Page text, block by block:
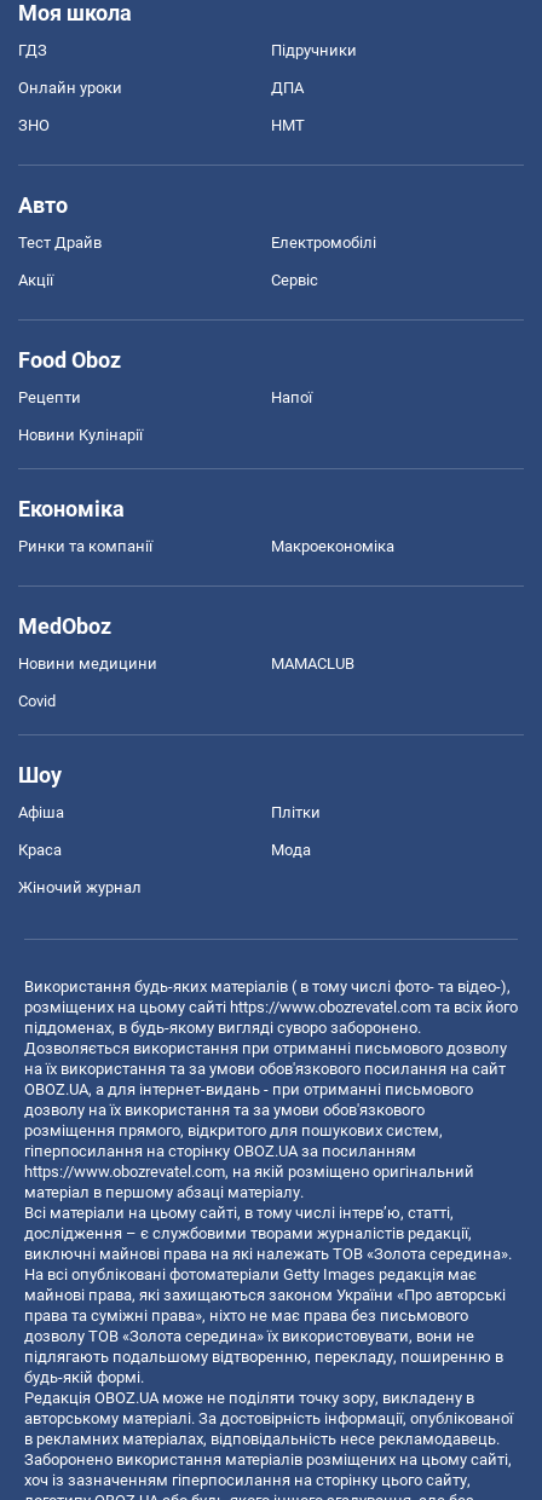
Моя школа
ГДЗ Підручники
Онлайн уроки ДПА
ЗНО НМТ
Авто
Тест Драйв Електромобілі
Акції Сервіс
Food Oboz
Рецепти Напої
Новини Кулінарії
Економіка
Ринки та компанії Макроекономіка
MedOboz
Новини медицини MAMACLUB
Covid
Шоу
Афіша Плітки
Краса Мода
Жіночий журнал
Використання будь-яких матеріалів ( в тому числі фото- та відео-),
розміщених на цьому сайті https://www.obozrevatel.com та всіх його
піддоменах, в будь-якому вигляді суворо заборонено.
Дозволяється використання при отриманні письмового дозволу
на їх використання та за умови обов'язкового посилання на сайт
OBOZ.UA, а для інтернет-видань - при отриманні письмового
дозволу на їх використання та за умови обов'язкового
розміщення прямого, відкритого для пошукових систем,
гіперпосилання на сторінку OBOZ.UA за посиланням
https://www.obozrevatel.com, на якій розміщено оригінальний
матеріал в першому абзаці матеріалу.
Всі матеріали на цьому сайті, в тому числі інтерв’ю, статті,
дослідження – є службовими творами журналістів редакції,
виключні майнові права на які належать ТОВ «Золота середина».
На всі опубліковані фотоматеріали Getty Images редакція має
майнові права, які захищаються законом України «Про авторські
права та суміжні права», ніхто не має права без письмового
дозволу ТОВ «Золота середина» їх використовувати, вони не
підлягають подальшому відтворенню, перекладу, поширенню в
будь-якій формі.
Редакція OBOZ.UA може не поділяти точку зору, викладену в
авторському матеріалі. За достовірність інформації, опублікованої
в рекламних матеріалах, відповідальність несе рекламодавець.
Заборонено використання матеріалів розміщених на цьому сайті,
хоч із зазначенням гіперпосилання на сторінку цього сайту,